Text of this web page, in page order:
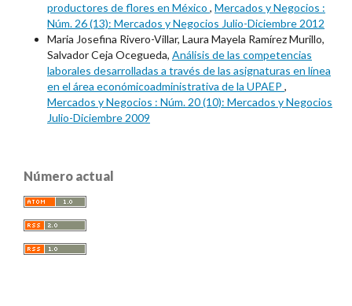
productores de flores en México , Mercados y Negocios :
Núm. 26 (13): Mercados y Negocios Julio-Diciembre 2012
Maria Josefina Rivero-Villar, Laura Mayela Ramírez Murillo,
Salvador Ceja Ocegueda, Análisis de las competencias
laborales desarrolladas a través de las asignaturas en línea
en el área económicoadministrativa de la UPAEP ,
Mercados y Negocios : Núm. 20 (10): Mercados y Negocios
Julio-Diciembre 2009
Número actual